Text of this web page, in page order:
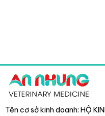
Tên cơ sở kinh doanh: HỘ